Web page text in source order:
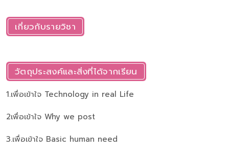
เกี่ยวกับรายวิชา
วัตถุประสงค์และสิ่งที่ได้จากเรียน
1.เพื่อเข้าใจ Technology in real Life
2เพื่อเข้าใจ Why we post
3.เพื่อเข้าใจ Basic human need